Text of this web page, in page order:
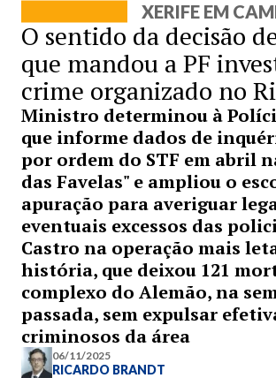
XERIFE EM
O sentido da decisão
que mandou a PF
crime organizado no
Ministro determinou à
que informe dados de
por ordem do STF em abril
das Favelas" e ampliou o
apuração para averiguar
eventuais excessos das
Castro na operação mais
história, que deixou 121
complexo do Alemão, na
passada, sem expulsar
criminosos da área
06/11/2025
RICARDO BRANDT